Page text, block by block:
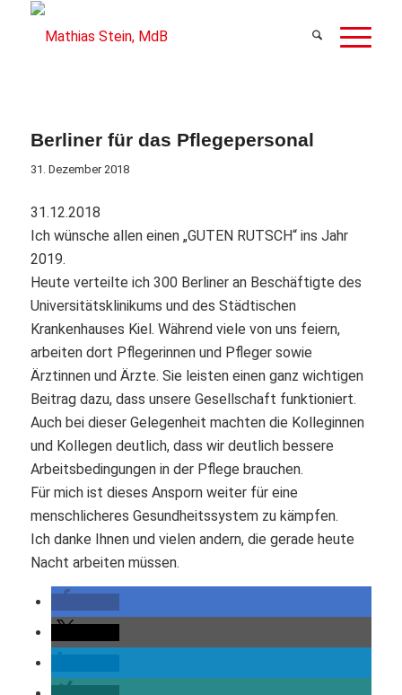
Berliner für das Pflegepersonal
31. Dezember 2018
31.12.2018
Ich wünsche allen einen „GUTEN RUTSCH“ ins Jahr
2019.
Heute verteilte ich 300 Berliner an Beschäftigte des
Universitätsklinikums und des Städtischen
Krankenhauses Kiel. Während viele von uns feiern,
arbeiten dort Pflegerinnen und Pfleger sowie
Ärztinnen und Ärzte. Sie leisten einen ganz wichtigen
Beitrag dazu, dass unsere Gesellschaft funktioniert.
Auch bei dieser Gelegenheit machten die Kolleginnen
und Kollegen deutlich, dass wir deutlich bessere
Arbeitsbedingungen in der Pflege brauchen.
Für mich ist dieses Ansporn weiter für eine
menschlicheres Gesundheitssystem zu kämpfen.
Ich danke Ihnen und vielen andern, die gerade heute
Nacht arbeiten müssen.